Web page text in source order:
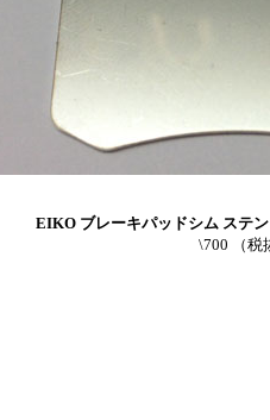
EIKO ブレーキパッドシム ステ
\700 （税